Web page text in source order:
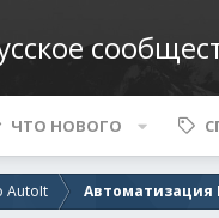
ЧТО НОВОГО
AutoIt Автоматизация